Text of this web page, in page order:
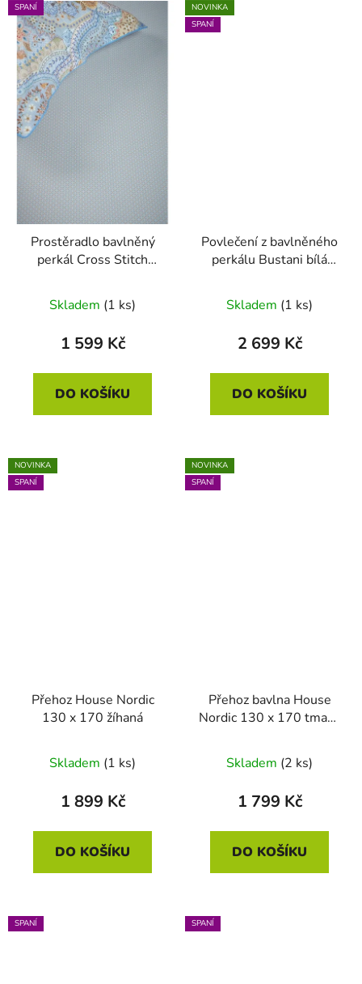
SPANÍ
Prostěradlo bavlněný
perkál Cross Stitch
160x200x25
Skladem (1 ks)
1 599 Kč
DO KOŠÍKU
NOVINKA
SPANÍ
Povlečení z bavlněného
perkálu Bustani bílá
Skladem (1 ks)
2 699 Kč
DO KOŠÍKU
NOVINKA
SPANÍ
Přehoz House Nordic
130 x 170 žíhaná
Skladem (1 ks)
1 899 Kč
DO KOŠÍKU
NOVINKA
SPANÍ
Přehoz bavlna House
Nordic 130 x 170 tmavá
Skladem (2 ks)
1 799 Kč
DO KOŠÍKU
SPANÍ SPANÍ